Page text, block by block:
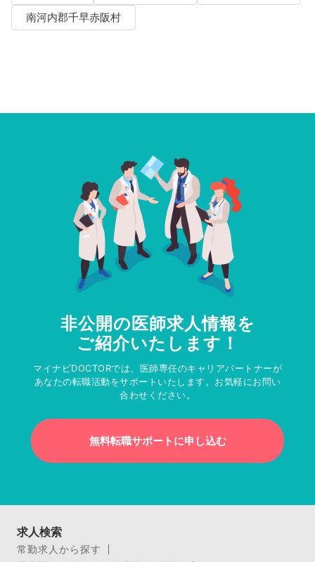
南河内郡千早赤阪村
非公開の医師求人情報を
ご紹介いたします！
マイナビDOCTORでは、医師専任のキャリアパートナーが
あなたの転職活動をサポートいたします。お気軽にお問い
合わせください。
無料転職サポートに申し込む
求人検索
常勤求人から探す